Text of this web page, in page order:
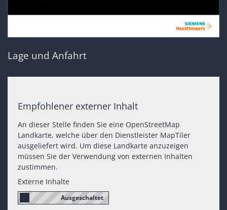
Lage und Anfahrt
Empfohlener externer Inhalt
An dieser Stelle finden Sie eine OpenStreetMap
Landkarte, welche über den Dienstleister MapTiler
ausgeliefert wird. Um diese Landkarte anzuzeigen
müssen Sie der Verwendung von externen Inhalten
zustimmen.
Externe Inhalte